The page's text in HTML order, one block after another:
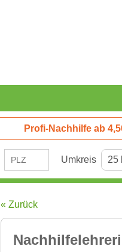
Profi-Nachhilfe ab
Umkreis
« Zurück